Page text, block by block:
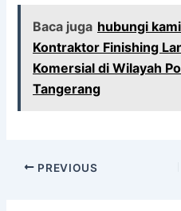
Baca juga hubungi
Kontraktor Finishing
Komersial di Wilayah
Tangerang
PREVIOUS